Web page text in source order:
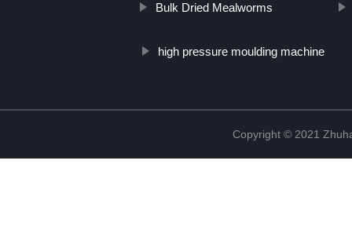
Bulk Dried Mealworms
high pressure moulding machine
Copyright © 2021